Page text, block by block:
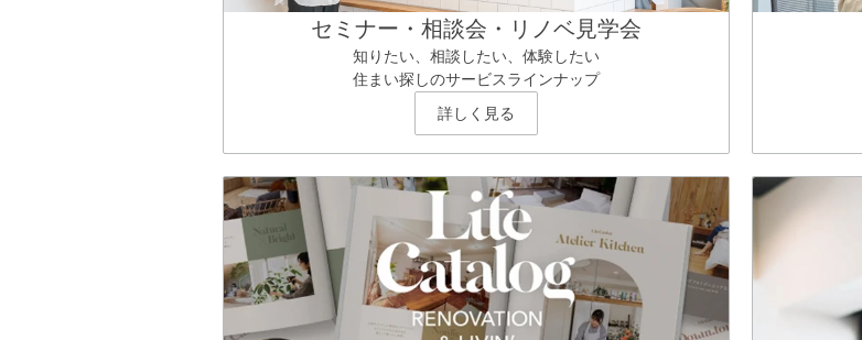
セミナー・相談会・リノベ見学会
知りたい、相談したい、体験したい
住まい探しのサービスラインナップ
詳しく見る